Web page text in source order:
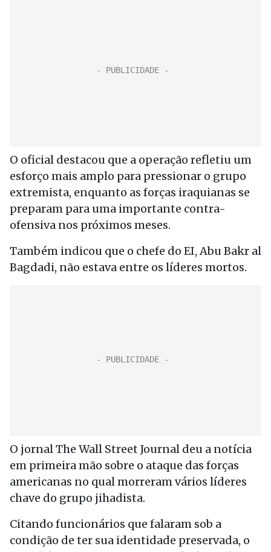
O oficial destacou que a operação refletiu um
esforço mais amplo para pressionar o grupo
extremista, enquanto as forças iraquianas se
preparam para uma importante contra-
ofensiva nos próximos meses.
Também indicou que o chefe do EI, Abu Bakr al
Bagdadi, não estava entre os líderes mortos.
O jornal The Wall Street Journal deu a notícia
em primeira mão sobre o ataque das forças
americanas no qual morreram vários líderes
chave do grupo jihadista.
Citando funcionários que falaram sob a
condição de ter sua identidade preservada, o